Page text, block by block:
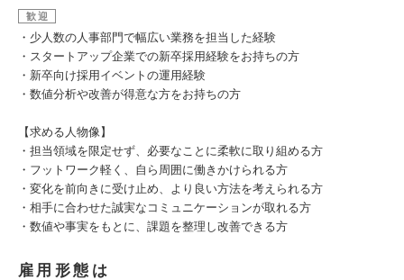
歓迎
・少人数の人事部門で幅広い業務を担当した経験
・スタートアップ企業での新卒採用経験をお持ちの方
・新卒向け採用イベントの運用経験
・数値分析や改善が得意な方をお持ちの方
【求める人物像】
・担当領域を限定せず、必要なことに柔軟に取り組める方
・フットワーク軽く、自ら周囲に働きかけられる方
・変化を前向きに受け止め、より良い方法を考えられる方
・相手に合わせた誠実なコミュニケーションが取れる方
・数値や事実をもとに、課題を整理し改善できる方
雇用形態は